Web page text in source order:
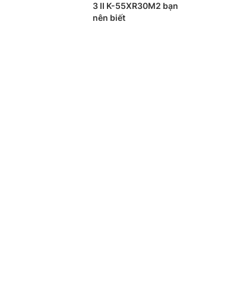
3 II K-55XR30M2 bạn
nên biết